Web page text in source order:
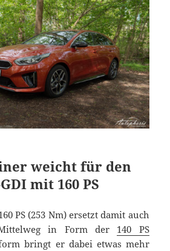
weicht für den
mit 160 PS
PS (253 Nm) ersetzt damit auch
in Form der 140 PS
bringt er dabei etwas mehr